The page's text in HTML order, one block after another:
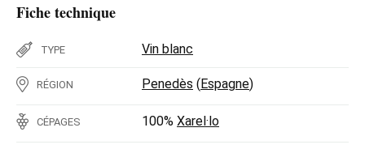
Fiche technique
TYPE Vin blanc
RÉGION Penedès (Espagne)
CÉPAGES 100% Xarel·lo